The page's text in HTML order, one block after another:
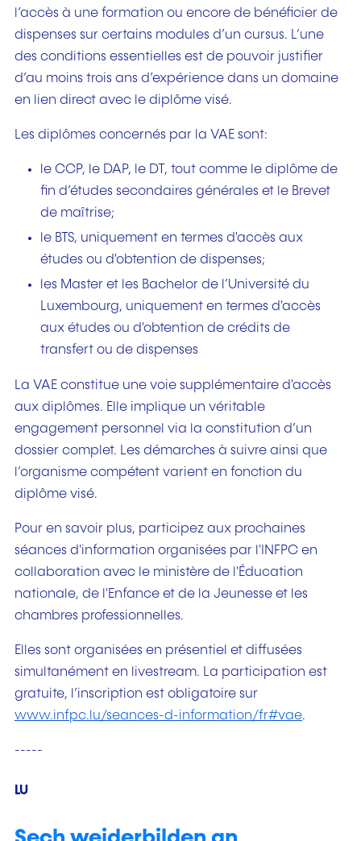
l’accès à une formation ou encore de bénéficier de
dispenses sur certains modules d’un cursus. L’une
des conditions essentielles est de pouvoir justifier
d’au moins trois ans d’expérience dans un domaine
en lien direct avec le diplôme visé.
Les diplômes concernés par la VAE sont:
le CCP, le DAP, le DT, tout comme le diplôme de
fin d’études secondaires générales et le Brevet
de maîtrise;
le BTS, uniquement en termes d'accès aux
études ou d'obtention de dispenses;
les Master et les Bachelor de l’Université du
Luxembourg, uniquement en termes d'accès
aux études ou d'obtention de crédits de
transfert ou de dispenses
La VAE constitue une voie supplémentaire d'accès
aux diplômes. Elle implique un véritable
engagement personnel via la constitution d’un
dossier complet. Les démarches à suivre ainsi que
l’organisme compétent varient en fonction du
diplôme visé.
Pour en savoir plus, participez aux prochaines
séances d'information organisées par l'INFPC en
collaboration avec le ministère de l'Éducation
nationale, de l'Enfance et de la Jeunesse et les
chambres professionnelles.
Elles sont organisées en présentiel et diffusées
simultanément en livestream. La participation est
gratuite, l’inscription est obligatoire sur
www.infpc.lu/seances-d-information/fr#vae.
-----
LU